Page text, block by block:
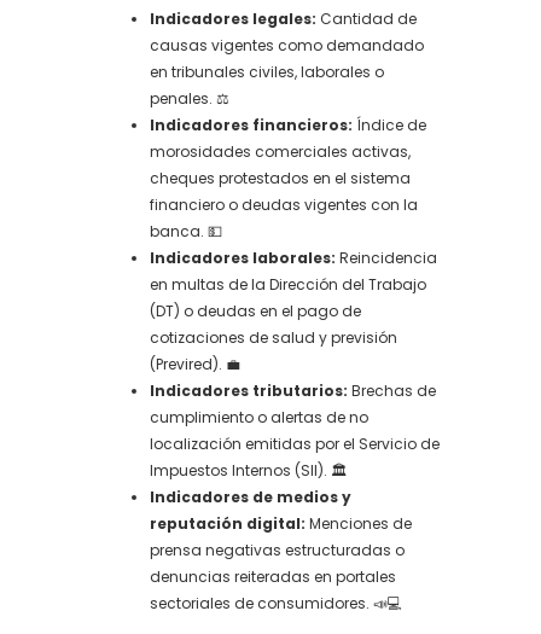
Indicadores legales: Cantidad de
causas vigentes como demandado
en tribunales civiles, laborales o
penales. ⚖️
Indicadores financieros: Índice de
morosidades comerciales activas,
cheques protestados en el sistema
financiero o deudas vigentes con la
banca. 💵
Indicadores laborales: Reincidencia
en multas de la Dirección del Trabajo
(DT) o deudas en el pago de
cotizaciones de salud y previsión
(Previred). 💼
Indicadores tributarios: Brechas de
cumplimiento o alertas de no
localización emitidas por el Servicio de
Impuestos Internos (SII). 🏛️
Indicadores de medios y
reputación digital: Menciones de
prensa negativas estructuradas o
denuncias reiteradas en portales
sectoriales de consumidores. 📣💻